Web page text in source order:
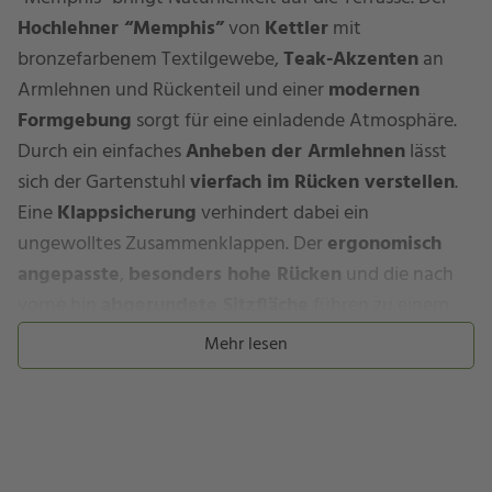
Hochlehner “Memphis”von Kettlermit
bronzefarbenem Textilgewebe,Teak-Akzentenan
Armlehnen und Rückenteil und einermodernen
Formgebung sorgt für eine einladende Atmosphäre.
Durch ein einfachesAnheben der Armlehnenlässt
sich der Gartenstuhlvierfach im Rücken verstellen.
EineKlappsicherungverhindert dabei ein
ungewolltes Zusammenklappen. Derergonomisch
angepasste besonders hohe Rücken und die nach
angenehmen Sitzkomfort. Und sollten Sie den
Verstellsessel einmal nicht benötigen, ist er im Nu
Mehr lesen